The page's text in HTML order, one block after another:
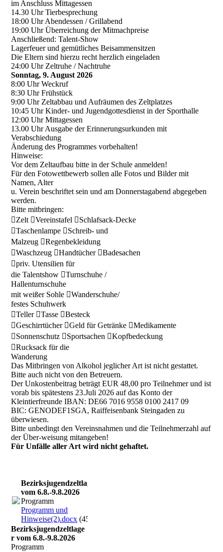
im Anschluss Mittagessen
14.30 Uhr Tierbesprechung
18:00 Uhr Abendessen / Grillabend
19:00 Uhr Überreichung der Mitmachpreise
Anschließend: Talent-Show
Lagerfeuer und gemütliches Beisammensitzen
Die Eltern sind hierzu recht herzlich eingeladen
24:00 Uhr Zeltruhe / Nachtruhe
Sonntag, 9. August 2026
8:00 Uhr Weckruf
8:30 Uhr Frühstück
9:00 Uhr Zeltabbau und Aufräumen des Zeltplatzes
10:45 Uhr Kinder- und Jugendgottesdienst in der Sporthalle
12:00 Uhr Mittagessen
13.00 Uhr Ausgabe der Erinnerungsurkunden mit
Verabschiedung
Änderung des Programmes vorbehalten!
Hinweise:
Vor dem Zeltaufbau bitte in der Schule anmelden!
Für den Fotowettbewerb sollen alle Fotos und Bilder mit
Namen, Alter
u. Verein beschriftet sein und am Donnerstagabend abgegeben
werden.
Bitte mitbringen:
Zelt Vereinstafel Schlafsack-Decke
Taschenlampe Schreib- und
Malzeug Regenbekleidung
Waschzeug Handtücher Badesachen
priv. Utensilien für
die Talentshow Turnschuhe /
Hallenturnschuhe
mit weißer Sohle Wanderschuhe/
festes Schuhwerk
Teller Tasse Besteck
Geschirrtücher Geld für Getränke Medikamente
Sonnenschutz Sportsachen Kopfbedeckung
Rucksack für die
Wanderung
Das Mitbringen von Alkohol jeglicher Art ist nicht gestattet.
Bitte auch nicht von den Betreuern.
Der Unkostenbeitrag beträgt EUR 48,00 pro Teilnehmer und ist
vorab bis spätestens 23.Juli 2026 auf das Konto der
Kleintierfreunde IBAN: DE66 7016 9558 0100 2417 09
BIC: GENODEF1SGA, Raiffeisenbank Steingaden zu
überwiesen.
Bitte unbedingt den Vereinsnahmen und die Teilnehmerzahl auf
der Über-weisung mitangeben!
Für Unfälle aller Art wird nicht gehaftet.
Bezirksjugendzeltlager
vom 6.8.-9.8.2026
Programm
Programm und
Hinweise(2).docx (45.41KB)
Bezirksjugendzeltlage
r vom 6.8.-9.8.2026
Programm